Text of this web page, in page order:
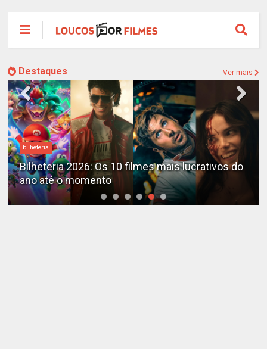
Destaques Ver mais
Destaques
X-Men no MCU: Marvel já planeja novos filmes
além do reboot